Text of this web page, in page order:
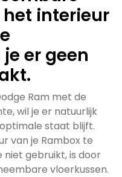
interieur
er geen
Ram met de
wil je er natuurlijk
staat blijft.
van je Rambox te
gebruikt, is door
vloerkussen.